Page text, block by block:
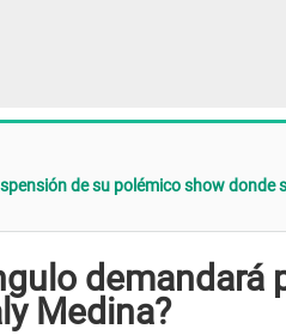
de su polémico show donde
demandará
Medina?